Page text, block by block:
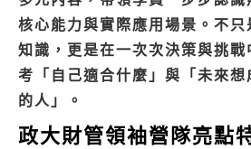
核心能力與實際應用場景。不只
知識，更是在一次次決策與挑戰
考「自己適合什麼」與「未來想
的人」。
政大財管領袖營隊亮點